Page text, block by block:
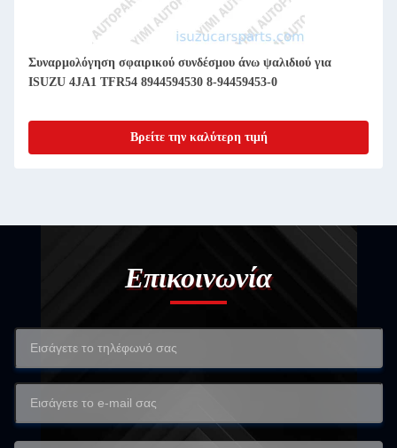
Συναρμολόγηση σφαιρικού συνδέσμου άνω ψαλιδιού για
ISUZU 4JA1 TFR54 8944594530 8-94459453-0
Βρείτε την καλύτερη τιμή
Επικοινωνία